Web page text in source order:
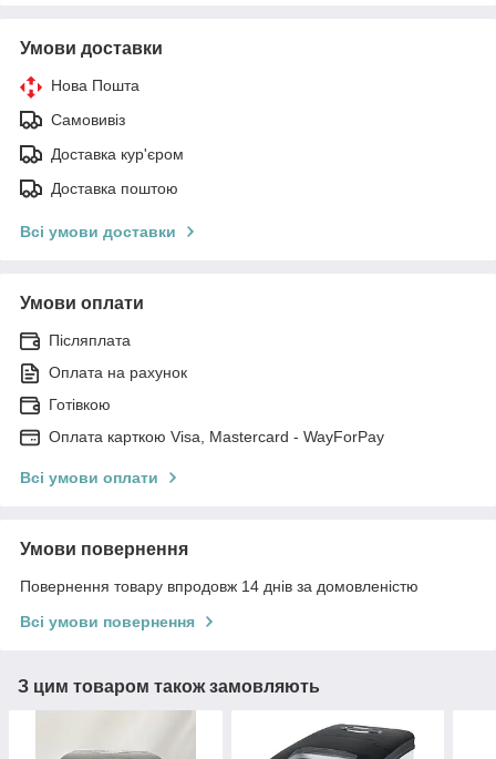
Умови доставки
Нова Пошта
Самовивіз
Доставка кур'єром
Доставка поштою
Всі умови доставки
Умови оплати
Післяплата
Оплата на рахунок
Готівкою
Оплата карткою Visa, Mastercard - WayForPay
Всі умови оплати
Умови повернення
Повернення товару впродовж 14 днів за домовленістю
Всі умови повернення
З цим товаром також замовляють